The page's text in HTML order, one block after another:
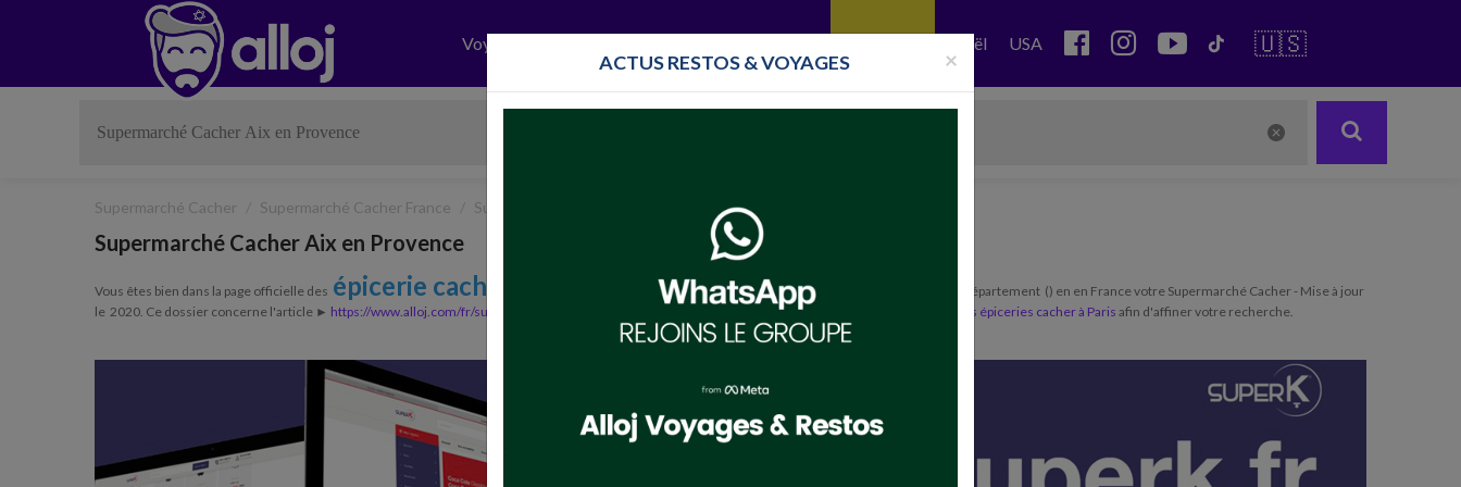
Voyages Israël USA 🇺🇸
Supermarché Cacher Supermarché Cacher France Supermarché Cacher Aix en Provence
Supermarché Cacher Aix en Provence
Vous êtes bien dans la page officielle des épicerie cacher à Aix en Provence. Trouvez à proximité du 13100,
dans le département () en en France votre Supermarché Cacher - Mise à jour
le 2020. Ce dossier concerne l'article ► https://www.alloj.com/fr/supermarche-cacher.html - Supermarché Cacher Aix en Provence. voir aussi toutes les épiceries cacher à Paris afin d'affiner votre recherche.
×
ACTUS RESTOS & VOYAGES